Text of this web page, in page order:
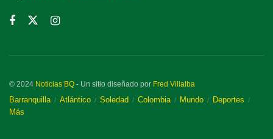
© 2024 Noticias BQ - Un sitio diseñado por Fred Villalba
Barranquilla Atlántico Soledad Colombia Mundo
Deportes
Más